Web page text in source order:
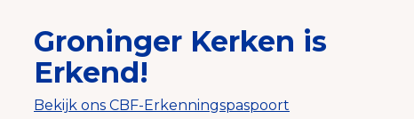
Groninger Kerken is
Erkend!
Bekijk ons CBF-Erkenningspaspoort